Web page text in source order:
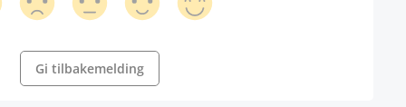
Gi tilbakemelding